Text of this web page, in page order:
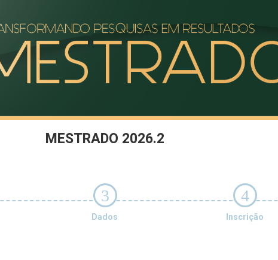
MESTRADO 2026.2
3
Dados
4
Inscrição